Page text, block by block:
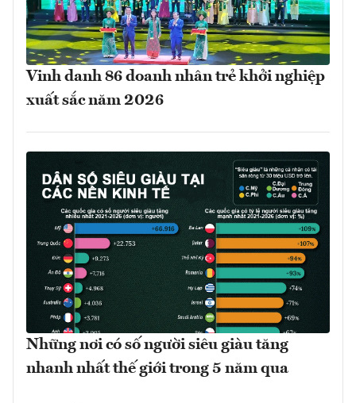
Vinh danh 86 doanh nhân trẻ khởi nghiệp
xuất sắc năm 2026
Những nơi có số người siêu giàu tăng
nhanh nhất thế giới trong 5 năm qua